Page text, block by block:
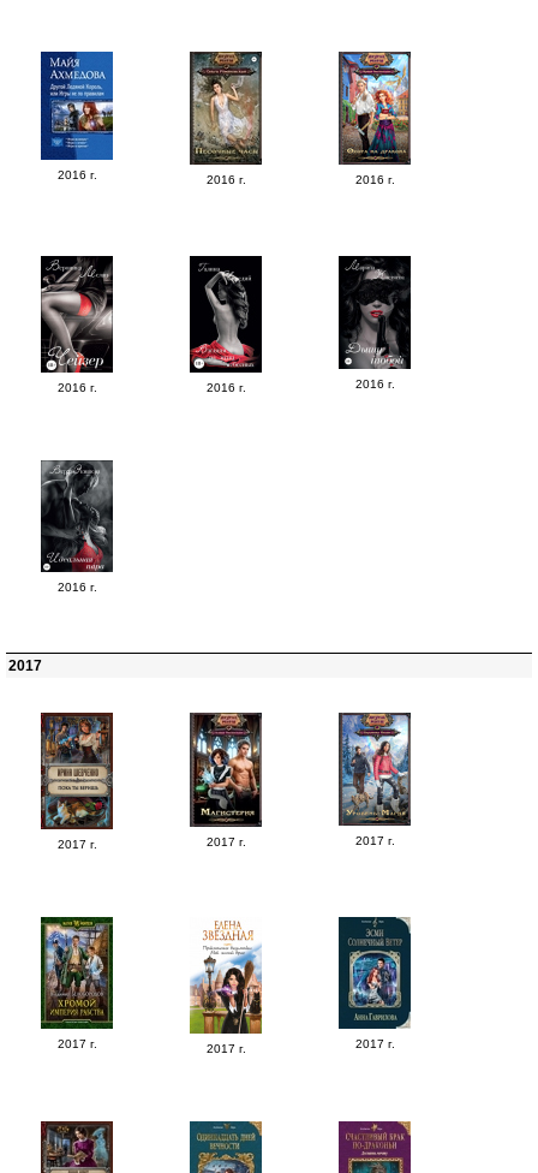
2016 г. 2016 г. 2016 г.
2016 г. 2016 г. 2016 г.
2016 г.
2017
2017 г. 2017 г. 2017 г.
2017 г. 2017 г. 2017 г.